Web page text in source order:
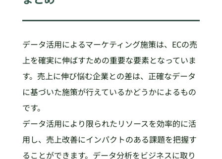
データ活用によるマーケティング施策は、ECの売
上を確実に伸ばすための重要な要素となっていま
す。売上に伸び悩む企業との差は、正確なデータ
に基づいた施策が行えているかどうかによるもの
です。
データ活用により限られたリソースを効率的に活
用し、売上改善にインパクトのある課題を把握す
ることができます。データ分析をビジネスに取り